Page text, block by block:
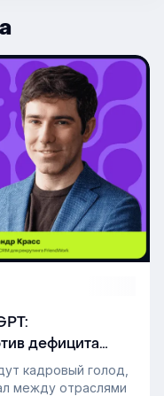
дефицита
кадровый голод,
между отраслями